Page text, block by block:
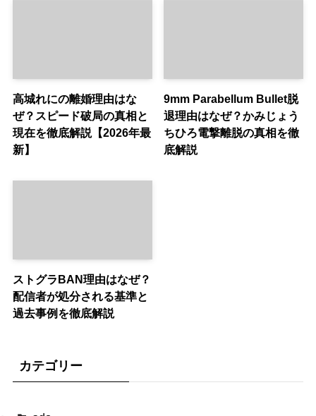
高城れにの離婚理由はな
ぜ？スピード破局の真相と
現在を徹底解説【2026年最
新】
9mm Parabellum Bullet脱
退理由はなぜ？かみじょう
ちひろ電撃離脱の真相を徹
底解説
ストグラBAN理由はなぜ？
配信者が処分される基準と
過去事例を徹底解説
カテゴリー